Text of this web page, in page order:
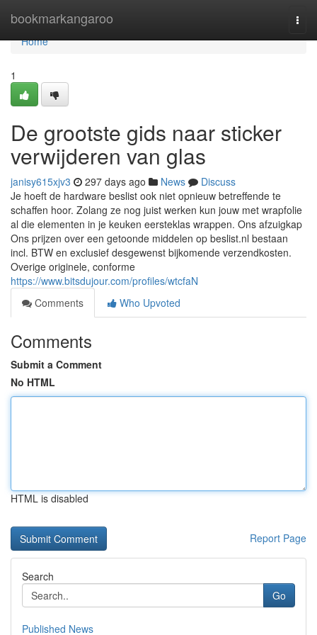
bookmarkangaroo
Home
Home
1
De grootste gids naar sticker
verwijderen van glas
janisy615xjv3 297 days ago News
Discuss
Je hoeft de hardware beslist ook niet opnieuw betreffende te
schaffen hoor. Zolang ze nog juist werken kun jouw met wrapfolie
al die elementen in je keuken eersteklas wrappen. Ons afzuigkap
Ons prijzen over een getoonde middelen op beslist.nl bestaan
incl. BTW en exclusief desgewenst bijkomende verzendkosten.
Overige originele, conforme
https://www.bitsdujour.com/profiles/wtcfaN
Comments
Who Upvoted
Comments
Submit a Comment
No HTML
HTML is disabled
Report Page
Search
Go
Published News